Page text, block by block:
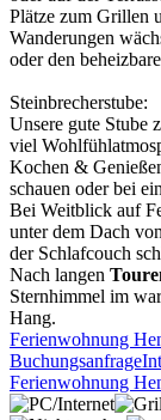
Plätze zum Grillen
Wanderungen
oder den
Steinbrecherstube:
Unsere gute Stube
viel
Kochen &
schauen oder bei
Bei Weitblick auf
unter dem Dach
der Schlafcouch
Nach langen
Sternhimmel im
Hang.
Ferienwohnung
Buchungsanfrage
Ferienwohnung